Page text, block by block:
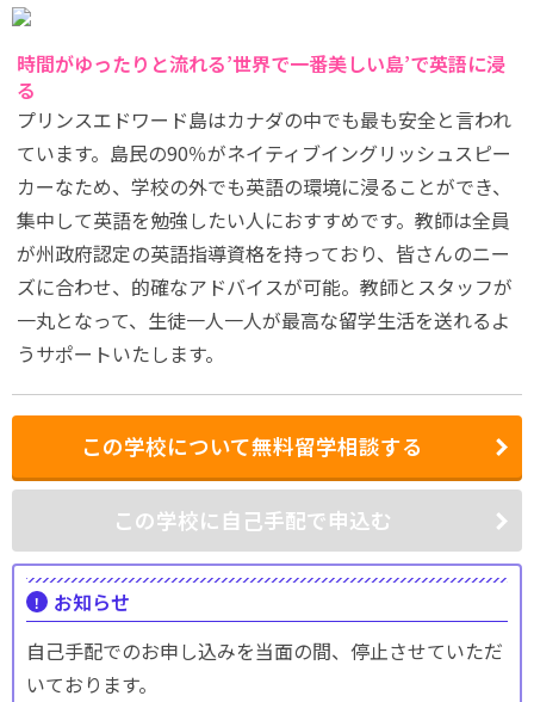
時間がゆったりと流れる’世界で一番美しい島’で英語に浸
る
プリンスエドワード島はカナダの中でも最も安全と言われ
ています。島民の90％がネイティブイングリッシュスピー
カーなため、学校の外でも英語の環境に浸ることができ、
集中して英語を勉強したい人におすすめです。教師は全員
が州政府認定の英語指導資格を持っており、皆さんのニー
ズに合わせ、的確なアドバイスが可能。教師とスタッフが
一丸となって、生徒一人一人が最高な留学生活を送れるよ
うサポートいたします。
この学校について無料留学相談する
この学校に自己手配で申込む
お知らせ
自己手配でのお申し込みを当面の間、停止させていただ
いております。